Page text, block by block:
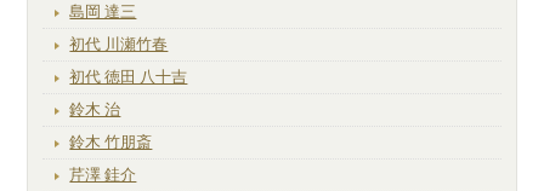
島岡 達三
初代 川瀬竹春
初代 徳田 八十吉
鈴木 治
鈴木 竹朋斎
芹澤 銈介